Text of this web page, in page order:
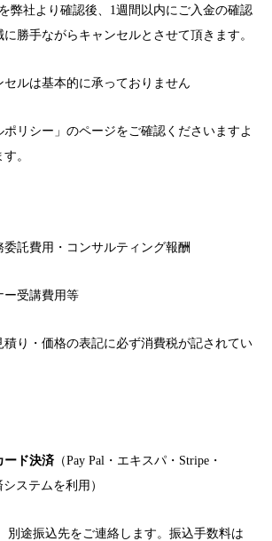
弊社より確認後、1週間以内にご入金の確認
勝手ながらキャンセルとさせて頂きます。
セルは基本的に承っておりません
リシー」のページをご確認くださいますよ
。
託費用・コンサルティング報酬
ー受講費用等
積り・価格の表記に必ず消費税が記されてい
ード決済 （Pay Pal・エキスパ・Stripe・
システムを利用）
別途振込先をご連絡します。振込手数料は